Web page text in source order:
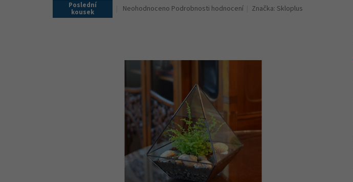
Poslední
kousek
Průměrné
hvězdiček.
Neohodnoceno Podrobnosti hodnocení Značka: Skloplus